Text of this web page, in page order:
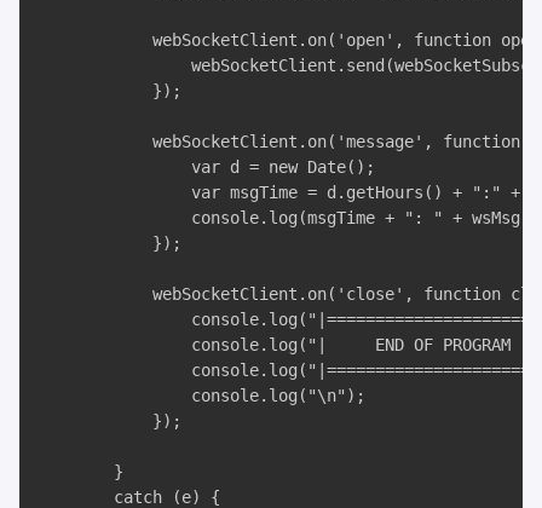
webSocketClient.on('open', function
            });
webSocketClient.on('message', function
                var d = new Date();
var msgTime = d.getHours() + ":" +
                console.log(msgTime + ": " + wsMsg);
            });
webSocketClient.on('close', function
console.log("|     END OF PROGRAM -
                console.log("\n");
            });
        }
        catch (e) {